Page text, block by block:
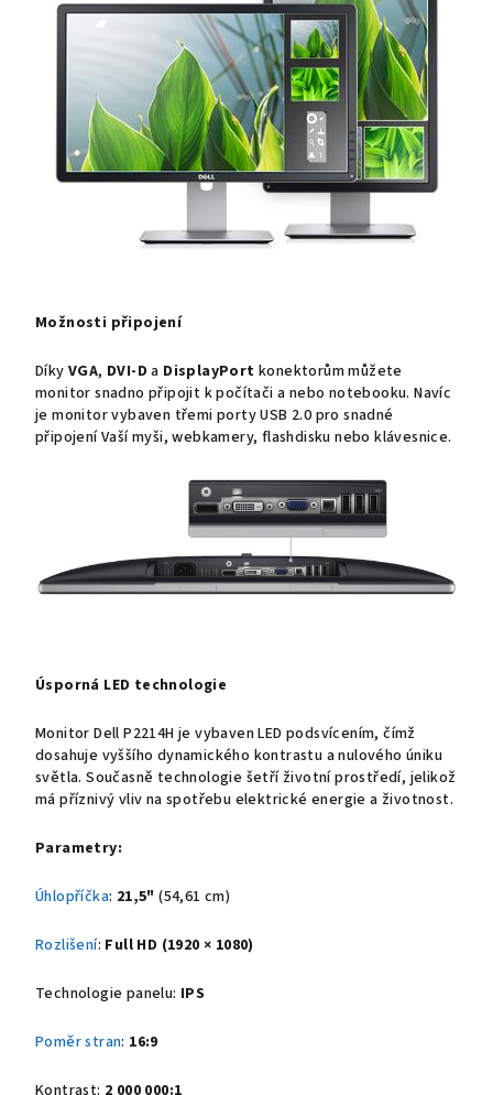
Možnosti připojení
Díky VGA, DVI-D a DisplayPort konektorům můžete
monitor snadno připojit k počítači a nebo notebooku. Navíc
je monitor vybaven třemi porty USB 2.0 pro snadné
připojení Vaší myši, webkamery, flashdisku nebo klávesnice.
Úsporná LED technologie
Monitor Dell P2214H je vybaven LED podsvícením, čímž
dosahuje vyššího dynamického kontrastu a nulového úniku
světla. Současně technologie šetří životní prostředí, jelikož
má příznivý vliv na spotřebu elektrické energie a životnost.
Parametry:
Úhlopříčka: 21,5" (54,61 cm)
Rozlišení: Full HD (1920 × 1080)
Technologie panelu: IPS
Poměr stran: 16:9
Kontrast: 2 000 000:1